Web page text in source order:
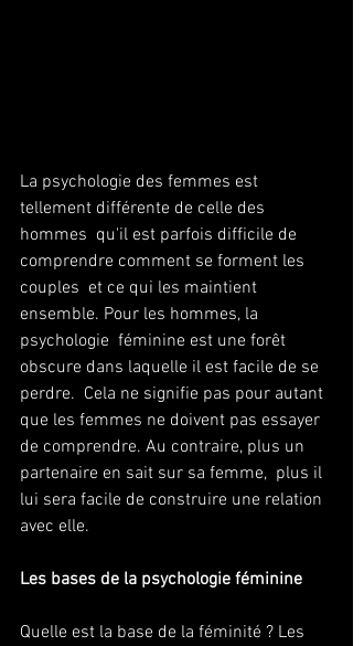
La psychologie des femmes est
tellement différente de celle des
hommes  qu'il est parfois difficile de
comprendre comment se forment les
couples  et ce qui les maintient
ensemble. Pour les hommes, la
psychologie  féminine est une forêt
obscure dans laquelle il est facile de se
perdre.  Cela ne signifie pas pour autant
que les femmes ne doivent pas essayer
de comprendre. Au contraire, plus un
partenaire en sait sur sa femme,  plus il
lui sera facile de construire une relation
avec elle.
Les bases de la psychologie féminine
Quelle est la base de la féminité ? Les